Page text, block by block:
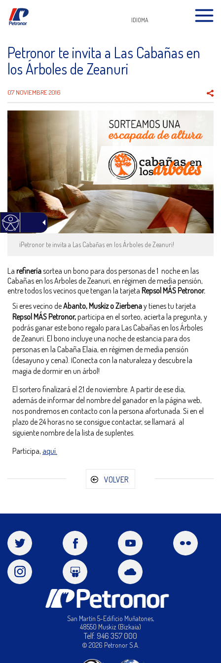
IDIOMA
Petronor te invita a Las Cabañas en
los Árboles de Zeanuri
07 NOVIEMBRE 2016
¡Petronor te invita a Las Cabañas en los Árboles de Zeanuri!
La refineríasortea un bono para dos personas de 1 noche en las
Cabañas en los Arboles de Zeanuri, en régimen de media pensión,
entre todos los vecinos que tengan la tarjeta Repsol MÁS Petronor.
Si eres vecino deAbanto, Muskiz o Zierbenay tienes tu tarjeta
Repsol MÁS Petronor,participa en el sorteo, acierta la pregunta, y
podrás ganar este bono regalo para Las Cabañas en los Árboles
de Zeanuri. El bono incluye una noche de estancia para dos
personas en la Cabaña Elaia, en régimen de media pensión
(desayuno y cena). ¡Conecta con la naturaleza y descubre la
magia de dormir en un árbol!
El sortero finalizará el 21 de noviembre. A partir de ese día,
además de informar del nombre del ganador en la página web,
nos pondremos en contacto con la persona afortunada. Si en el
plazo de 24 horas no se consigue contactar, se llamará al
siguiente nombre de la lista de suplentes.
Participa, aquí.
VOLVER
San Martín 5-Edificio Muñatones,
48550 Muskiz (Bizkaia)
Telf. 946 357 000
© 2026 Petronor S.A.